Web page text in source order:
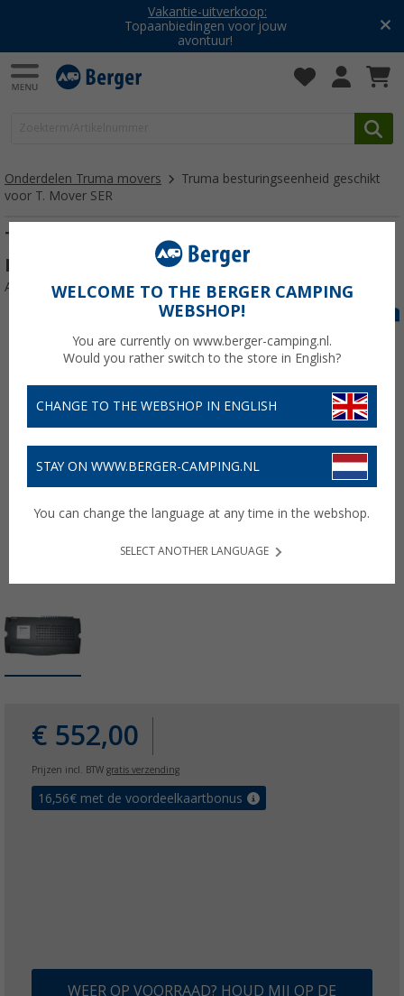
Vakantie-uitverkoop:
Topaanbiedingen voor jouw
avontuur!
Onderdelen Truma movers
Truma besturingseenheid geschikt
voor T. Mover SER
Truma besturingseenheid geschikt voor T.
Mover SER
Artikelnr: 125513
€ 552,00
Prijzen incl. BTW gratis verzending
16,56€ met de voordeelkaartbonus
WEER OP VOORRAAD? HOUD MIJ OP DE
WELCOME TO THE BERGER CAMPING
WEBSHOP!
You are currently on www.berger-camping.nl.
Would you rather switch to the store in English?
CHANGE TO THE WEBSHOP IN ENGLISH
STAY ON WWW.BERGER-CAMPING.NL
You can change the language at any time in the webshop.
SELECT ANOTHER LANGUAGE